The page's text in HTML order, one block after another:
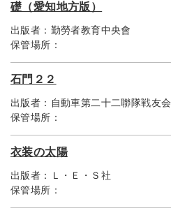
礎（愛知地方版）
出版者： 勤勞者教育中央會
保管場所：
石門２２
出版者： 自動車第二十二聯隊戦友会
保管場所：
衣装の太陽
出版者：
Ｌ・Ｅ・Ｓ社
保管場所：